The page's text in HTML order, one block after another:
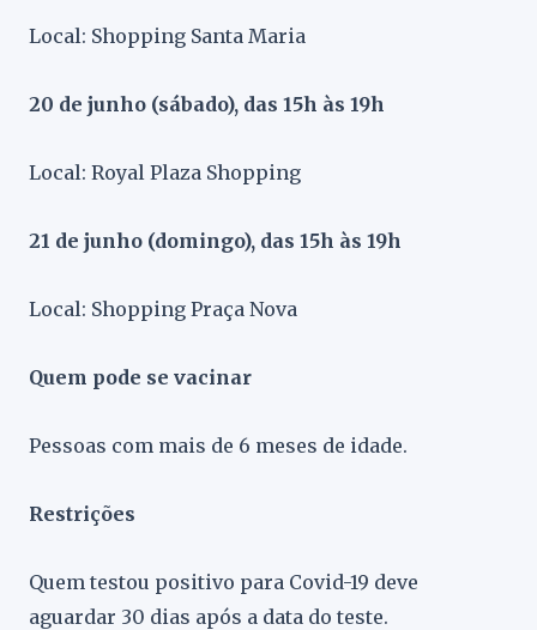
Local: Shopping Santa Maria
20 de junho (sábado), das 15h às 19h
Local: Royal Plaza Shopping
21 de junho (domingo), das 15h às 19h
Local: Shopping Praça Nova
Quem pode se vacinar
Pessoas com mais de 6 meses de idade.
Restrições
Quem testou positivo para Covid-19 deve
aguardar 30 dias após a data do teste.